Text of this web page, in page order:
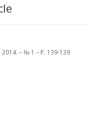
2014. – № 1 – P. 139-139